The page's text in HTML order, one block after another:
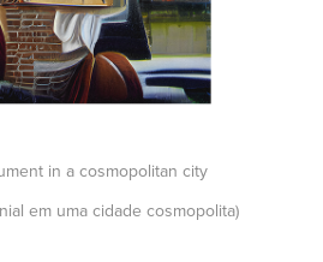
in a cosmopolitan city
em uma cidade cosmopolita)